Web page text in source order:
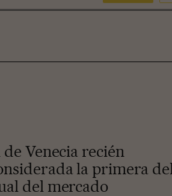
Venecia recién
la primera del
del mercado